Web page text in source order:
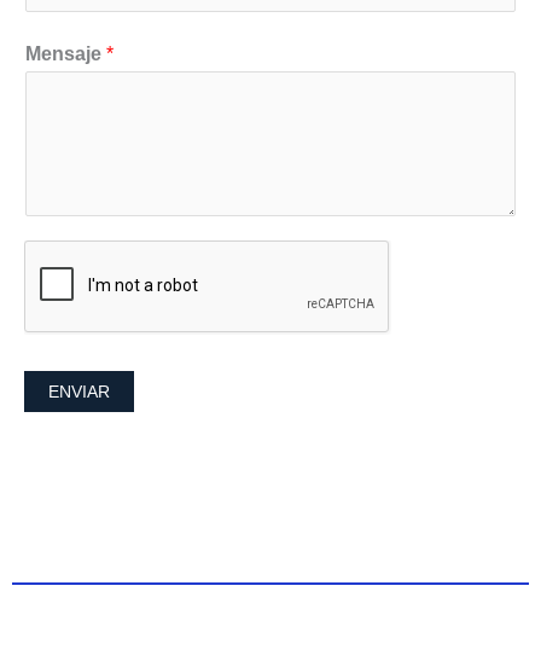
Mensaje *
ENVIAR